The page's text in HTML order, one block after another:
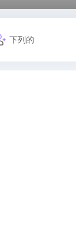
下列的